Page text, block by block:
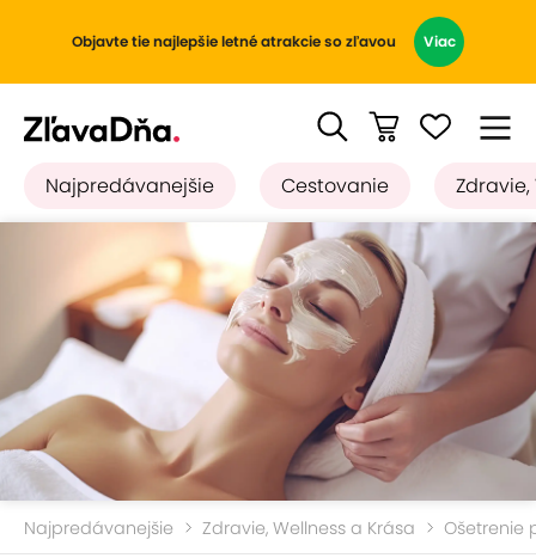
Objavte tie najlepšie letné atrakcie so zľavou Viac
Najpredávanejšie Cestovanie Zdravie,
Najpredávanejšie Zdravie, Wellness a Krása Ošetrenie